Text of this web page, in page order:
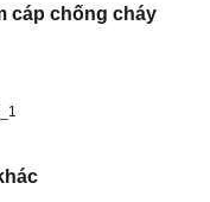
cáp chống cháy